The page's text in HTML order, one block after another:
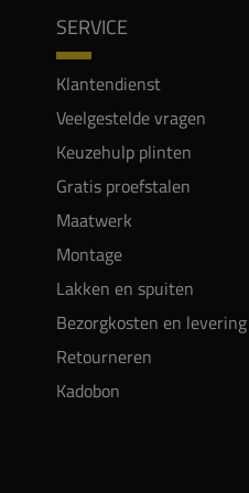
SERVICE
Klantendienst
Veelgestelde vragen
Keuzehulp plinten
Gratis proefstalen
Maatwerk
Montage
Lakken en spuiten
Bezorgkosten en levering
Retourneren
Kadobon